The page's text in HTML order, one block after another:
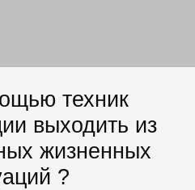
техник
выходить из
жизненных
?